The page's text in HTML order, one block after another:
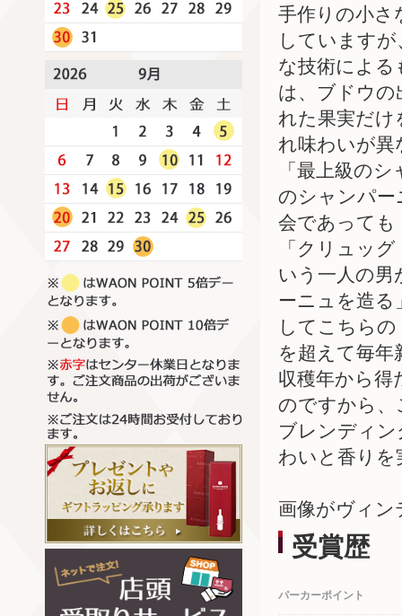
手作りの小さ
しています
な技術によ
は、ブドウの
れた果実だ
れ味わいが異
「最上級の
のシャンパー
会であっても
「クリュッ
いう一人の男
ーニュを造
してこちら
を超えて毎
収穫年から得
のですから、
ブレンディ
わいと香りを
画像がヴィン
受賞歴
パーカーポイント